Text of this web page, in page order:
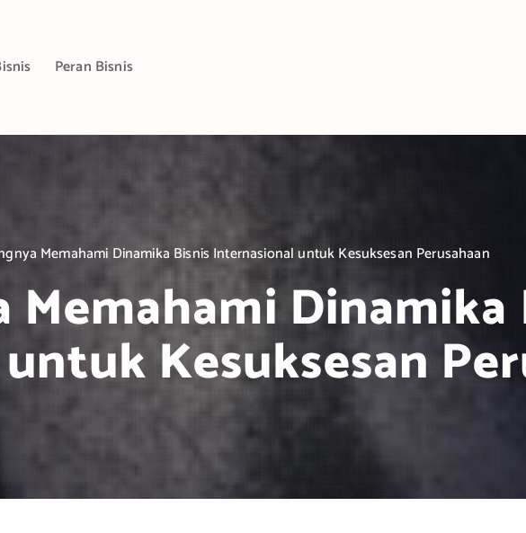
Peran Bisnis
Memahami Dinamika Bisnis Internasional untuk Kesuksesan Perusahaan
Dinamika
Kesuksesan